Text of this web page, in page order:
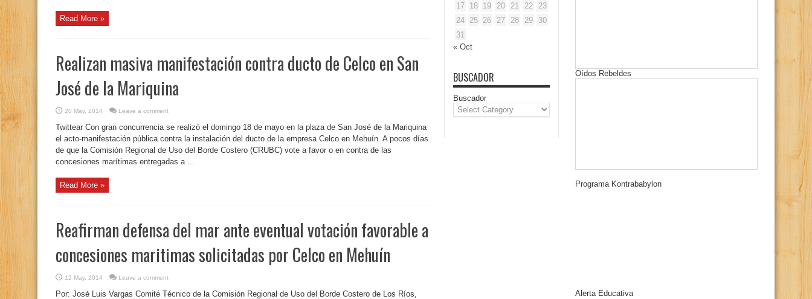
Read More »
Realizan masiva manifestación contra ducto de Celco en San
José de la Mariquina
20 May, 2014 Leave a comment
Twittear Con gran concurrencia se realizó el domingo 18 de mayo en la plaza de San José de la Mariquina
el acto-manifestación pública contra la instalación del ducto de la empresa Celco en Mehuín. A pocos días
de que la Comisión Regional de Uso del Borde Costero (CRUBC) vote a favor o en contra de las
concesiones marítimas entregadas a ...
Read More »
Reafirman defensa del mar ante eventual votación favorable a
concesiones maritimas solicitadas por Celco en Mehuín
12 May, 2014 Leave a comment
Por: José Luis Vargas Comité Técnico de la Comisión Regional de Uso del Borde Costero de Los Ríos,
17 18 19 20 21 22
23
24 25 26 27 28 29
30
31
« Oct
BUSCADOR
Buscador
Oídos Rebeldes
Programa Kontrababylon
Alerta Educativa